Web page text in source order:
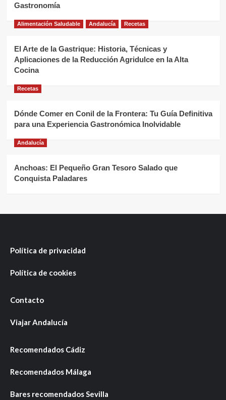
Gastronomía
Alimentación Saludable Andalucía Recetas
El Arte de la Gastrique: Historia, Técnicas y
Aplicaciones de la Reducción Agridulce en la Alta
Cocina
Recetas
Dónde Comer en Conil de la Frontera: Tu Guía Definitiva
para una Experiencia Gastronómica Inolvidable
Andalucía
Anchoas: El Pequeño Gran Tesoro Salado que
Conquista Paladares
Política de privacidad
Política de cookies
Contacto
Viajar Andalucía
Recomendados Cádiz
Recomendados Málaga
Bares recomendados Sevilla